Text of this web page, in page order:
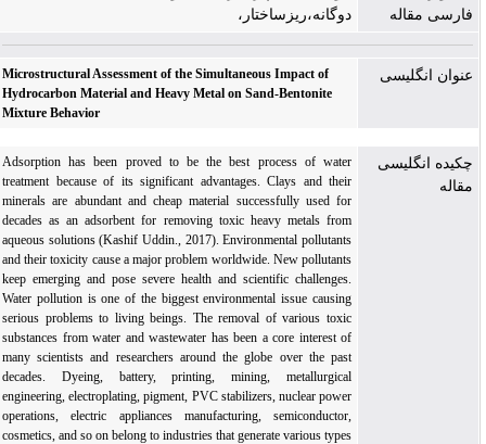
فارسی مقاله
دوگانه،ریزساختار،
عنوان انگلیسی
Microstructural Assessment of the Simultaneous Impact of
Hydrocarbon Material and Heavy Metal on Sand-Bentonite
Mixture Behavior
چکیده انگلیسی
مقاله
Adsorption has been proved to be the best process of water
treatment because of its significant advantages. Clays and their
minerals are abundant and cheap material successfully used for
decades as an adsorbent for removing toxic heavy metals from
aqueous solutions (Kashif Uddin., 2017). Environmental pollutants
and their toxicity cause a major problem worldwide. New pollutants
keep emerging and pose severe health and scientific challenges.
Water pollution is one of the biggest environmental issue causing
serious problems to living beings. The removal of various toxic
substances from water and wastewater has been a core interest of
many scientists and researchers around the globe over the past
decades. Dyeing, battery, printing, mining, metallurgical
engineering, electroplating, pigment, PVC stabilizers, nuclear power
operations, electric appliances manufacturing, semiconductor,
cosmetics, and so on belong to industries that generate various types